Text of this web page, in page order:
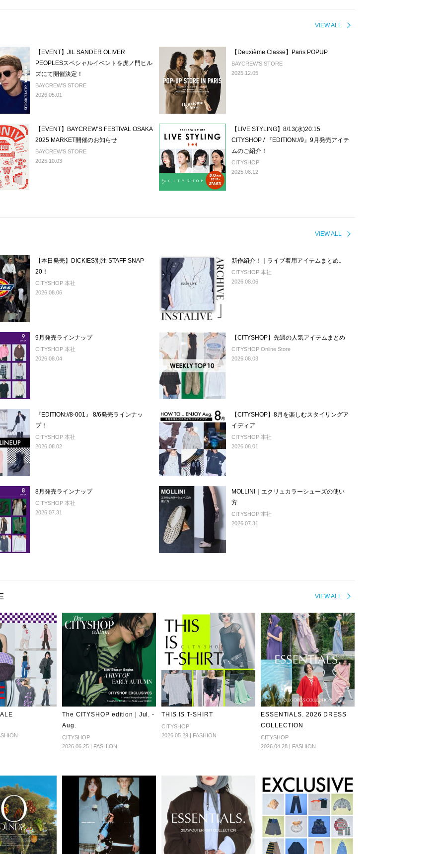
VIEW ALL
【EVENT】JIL SANDER OLIVER
PEOPLESスペシャルイベントを虎ノ門ヒル
ズにて開催決定！
BAYCREW'S STORE
2026.05.01
【Deuxième Classe】Paris POPUP
BAYCREW'S STORE
2025.12.05
【EVENT】BAYCREW‘S FESTIVAL OSAKA
2025 MARKET開催のお知らせ
BAYCREW'S STORE
2025.10.03
【LIVE STYLING】8/13(水)20:15
CITYSHOP / 『EDITION://9』9月発売アイテ
ムのご紹介！
CITYSHOP
2025.08.12
VIEW ALL
【本日発売】DICKIES別注 STAFF SNAP
20！
CITYSHOP 本社
2026.08.06
新作紹介！｜ライブ着用アイテムまとめ。
CITYSHOP 本社
2026.08.06
9月発売ラインナップ
CITYSHOP 本社
2026.08.04
【CITYSHOP】先週の人気アイテムまとめ
CITYSHOP Online Store
2026.08.03
『EDITION://8-001』 8/6発売ラインナッ
プ！
CITYSHOP 本社
2026.08.02
【CITYSHOP】8月を楽しむスタイリングア
イディア
CITYSHOP 本社
2026.08.01
8月発売ラインナップ
CITYSHOP 本社
2026.07.31
MOLLINI｜エクリュカラーシューズの使い
方
CITYSHOP 本社
2026.07.31
VIEW ALL
The CITYSHOP edition | Jul. -
Aug.
CITYSHOP
2026.06.25 | FASHION
THIS IS T-SHIRT
CITYSHOP
2026.05.29 | FASHION
ESSENTIALS. 2026 DRESS
COLLECTION
CITYSHOP
2026.04.28 | FASHION